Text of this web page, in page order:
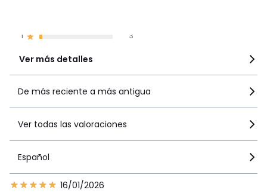
1 3
Ver más detalles
De más reciente a más antigua
Ver todas las valoraciones
Español
16/01/2026